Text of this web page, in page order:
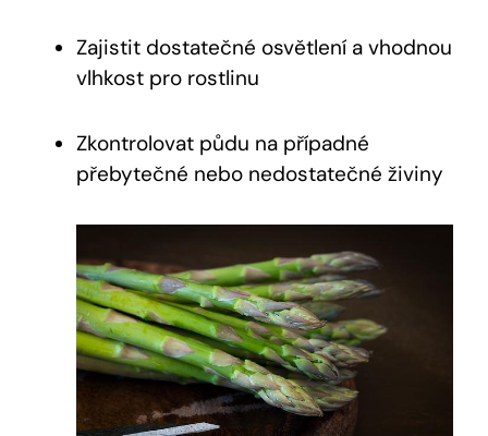
Zajistit dostatečné osvětlení a vhodnou
vlhkost pro rostlinu
Zkontrolovat půdu na případné
přebytečné nebo nedostatečné živiny